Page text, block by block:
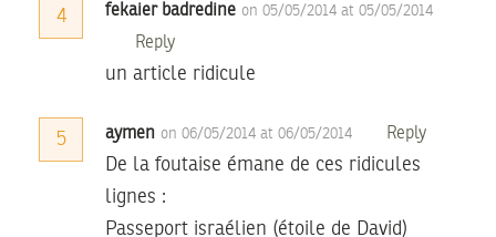
4 fekaier badredine on 05/05/2014 at 05/05/2014
Reply
un article ridicule
5 aymen on 06/05/2014 at 06/05/2014 Reply
De la foutaise émane de ces ridicules
lignes :
Passeport israélien (étoile de David)